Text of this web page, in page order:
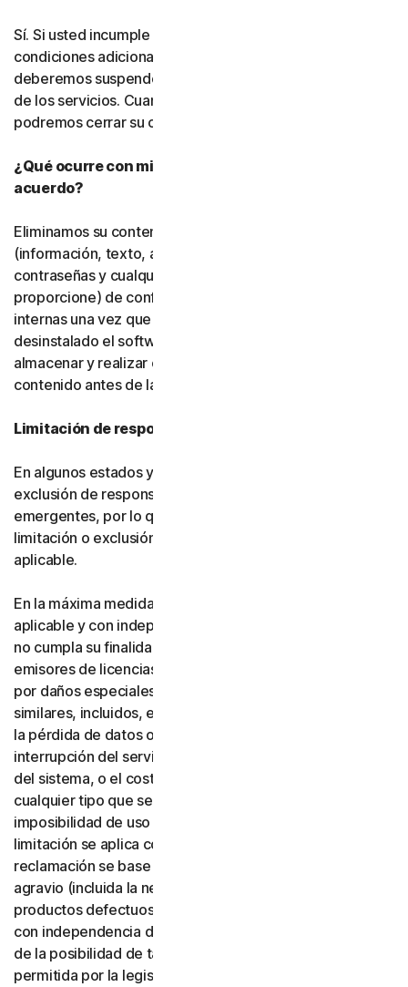
Sí. Si usted incumple este acuerdo o cualquiera de las
condiciones adicionales que resulten aplicables,
deberemos suspender o finalizar su uso del software o
de los servicios. Cuando finalicemos dicho uso, también
podremos cerrar su cuenta.
¿Qué ocurre con mis datos una vez que finaliza este
acuerdo?
Eliminamos su contenido almacenado o respaldado
(información, texto, archivos, vínculos, imágenes,
contraseñas y cualquier otro material que nos
proporcione) de conformidad con nuestras políticas
internas una vez que usted haya eliminado o
desinstalado el software. Usted es responsable de
almacenar y realizar copias de seguridad de su
contenido antes de la terminación.
Limitación de responsabilidad
En algunos estados y países no se permite la limitación o
exclusión de responsabilidad por daños fortuitos o
emergentes, por lo que es posible que, en su caso, la
limitación o exclusión establecida a continuación no sea
aplicable.
En la máxima medida permitida por la legislación
aplicable y con independencia de que cualquier recurso
no cumpla su finalidad esencial, ni Gen ni nuestros
emisores de licencias serán responsables frente a usted
por daños especiales, consecuentes, indirectos o
similares, incluidos, entre otros, la pérdida de beneficios,
la pérdida de datos o de fondo de comercio, la
interrupción del servicio, los daños informáticos o fallos
del sistema, o el coste de servicios sustitutos de
cualquier tipo que se deriven del uso o de la
imposibilidad de uso del software o de los servicios. Esta
limitación se aplica con independencia de que su
reclamación se base en una garantía, un contrato, un
agravio (incluida la negligencia), la responsabilidad por
productos defectuosos o cualquier otra teoría legal, y
con independencia de que Gen haya sido advertida o no
de la posibilidad de tales daños. En la máxima medida
permitida por la legislación aplicable, en ningún caso